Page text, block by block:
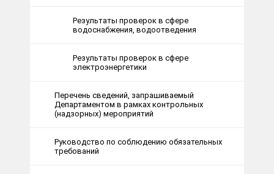
Результаты проверок в сфере
водоснабжения, водоотведения
Результаты проверок в сфере
электроэнергетики
Перечень сведений, запрашиваемый
Департаментом в рамках контрольных
(надзорных) мероприятий
Руководство по соблюдению обязательных
требований